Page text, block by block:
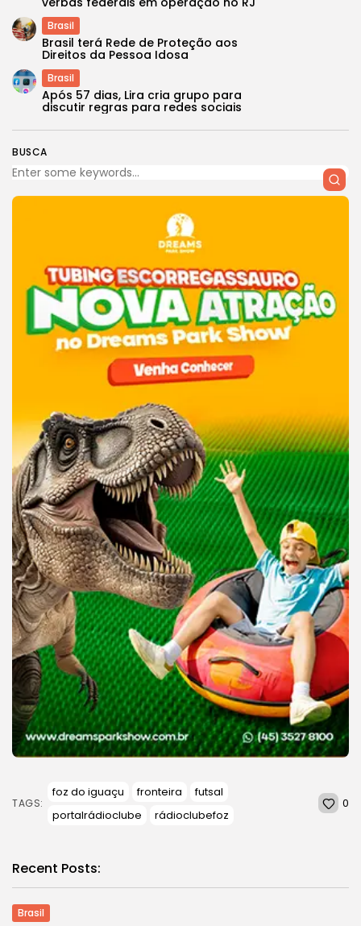
BUSCA
Brasil
Brasil terá Rede de Proteção aos
Direitos da Pessoa Idosa
Brasil
Após 57 dias, Lira cria grupo para
discutir regras para redes sociais
TAGS:
foz do iguaçu fronteira
futsal
portalrádioclube
rádioclubefoz
0
Recent Posts:
Brasil